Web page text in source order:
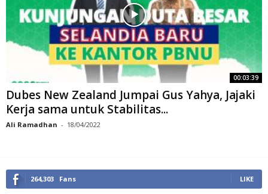
00:03:39
Dubes New Zealand Jumpai Gus Yahya, Jajaki
Kerja sama untuk Stabilitas...
Ali Ramadhan - 18/04/2022
264,303 Fans LIKE